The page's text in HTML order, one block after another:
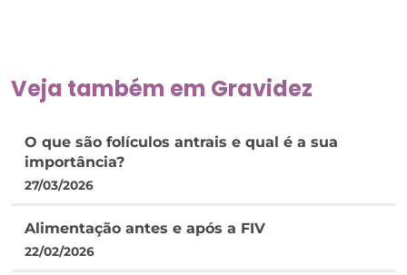
Veja também em Gravidez
O que são folículos antrais e qual é a sua
importância?
27/03/2026
Alimentação antes e após a FIV
22/02/2026